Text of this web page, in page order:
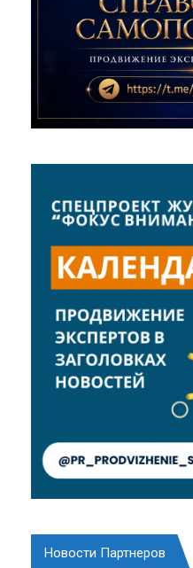
Новости Партнеров